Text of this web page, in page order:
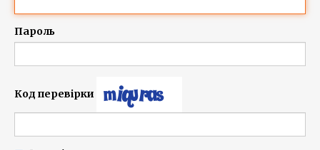
Пароль
Код перевірки